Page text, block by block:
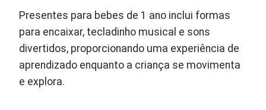
Presentes para bebes de 1 ano inclui formas
para encaixar, tecladinho musical e sons
divertidos, proporcionando uma experiência de
aprendizado enquanto a criança se movimenta
e explora.